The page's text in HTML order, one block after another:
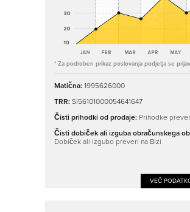
* Za podroben prikaz poslovanja podjetja se
Matična:1995626000
TRR:SI56101000054641647
Čisti prihodki od prodaje: Prihodke
Čisti dobiček ali izguba obračunskega
Dobiček ali izgubo preveri na Bizi
VEČ